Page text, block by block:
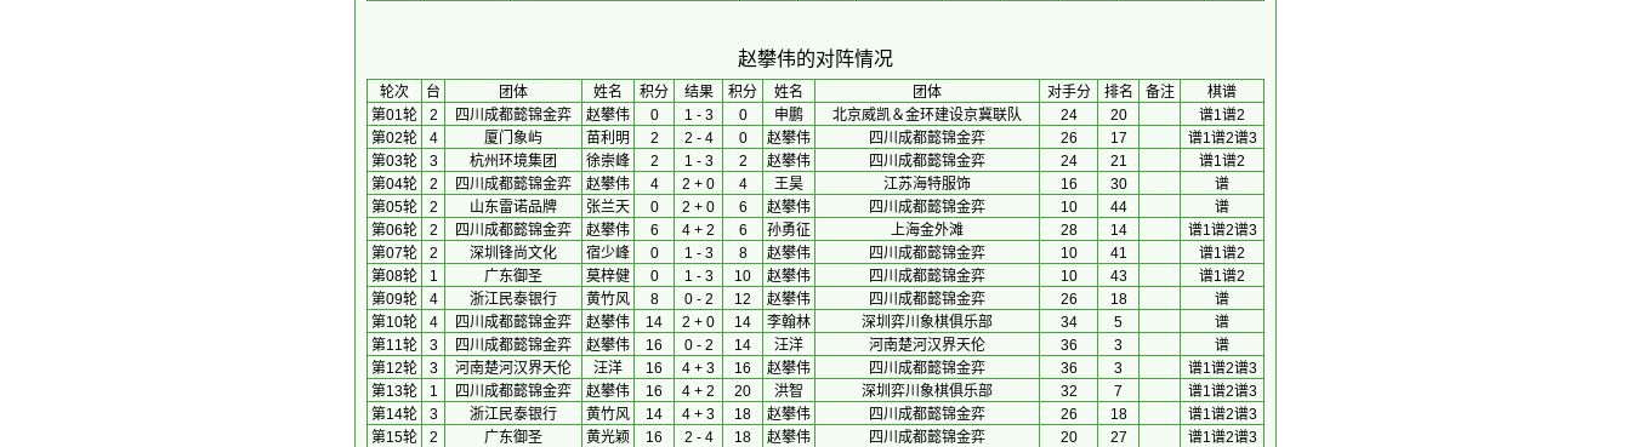
赵攀伟的对阵情况
轮次 台 团体 姓名 积分 结果 积分 姓名 团体 对手分 排名 备注
棋谱
第01轮
2 四川成都懿锦金弈 赵攀伟 0 1 - 3 0 申鹏 北京威凯＆金环建设京冀联队 24 20 谱1谱2
第02轮
4 厦门象屿 苗利明 2 2 - 4 0 赵攀伟 四川成都懿锦金弈 26 17 谱1谱2谱3
第03轮
3 杭州环境集团 徐崇峰 2 1 - 3 2 赵攀伟 四川成都懿锦金弈 24 21 谱1谱2
第04轮
2 四川成都懿锦金弈 赵攀伟 4 2 + 0 4 王昊 江苏海特服饰 16 30
谱
第05轮
2 山东雷诺品牌 张兰天 0 2 + 0 6 赵攀伟 四川成都懿锦金弈 10 44
谱
第06轮
2 四川成都懿锦金弈 赵攀伟 6 4 + 2 6 孙勇征 上海金外滩 28 14 谱1谱2谱3
第07轮
2 深圳锋尚文化 宿少峰 0 1 - 3 8 赵攀伟 四川成都懿锦金弈 10 41 谱1谱2
第08轮
1 广东御圣 莫梓健 0 1 - 3 10 赵攀伟 四川成都懿锦金弈 10 43 谱1谱2
第09轮
4 浙江民泰银行 黄竹风 8 0 - 2 12 赵攀伟 四川成都懿锦金弈 26 18
谱
第10轮
4 四川成都懿锦金弈 赵攀伟 14 2 + 0 14 李翰林 深圳弈川象棋俱乐部 34 5
谱
第11轮
3 四川成都懿锦金弈 赵攀伟 16 0 - 2 14 汪洋 河南楚河汉界天伦 36 3
谱
第12轮
3 河南楚河汉界天伦 汪洋 16 4 + 3 16 赵攀伟 四川成都懿锦金弈 36 3 谱1谱2谱3
第13轮
1 四川成都懿锦金弈 赵攀伟 16 4 + 2 20 洪智 深圳弈川象棋俱乐部 32 7 谱1谱2谱3
第14轮
3 浙江民泰银行 黄竹风 14 4 + 3 18 赵攀伟 四川成都懿锦金弈 26 18 谱1谱2谱3
第15轮
2 广东御圣 黄光颖 16 2 - 4 18 赵攀伟 四川成都懿锦金弈 20 27 谱1谱2谱3